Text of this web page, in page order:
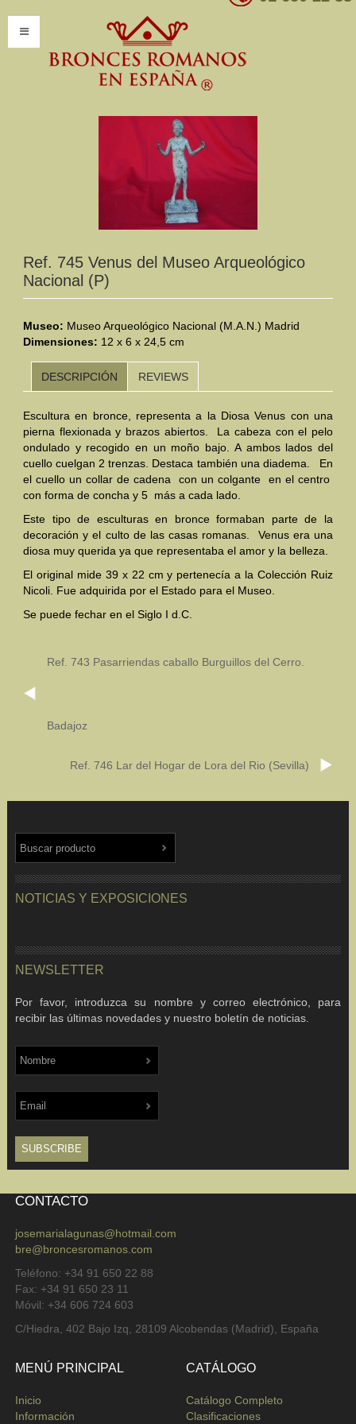
INFORMACIÓN
Introducción
Presentación
Modelos por encargo
CATÁLOGO
Catálogo Completo
Clasificaciones
Otras Civilizaciones
Trabajos Especiales
Referencias
Musée Départemental Arlés Antique. Arlés (Francia)
NOTICIAS CONTACTO PRESUPUESTO
BUSCAR
Ref. 745 Venus del Museo Arqueológico
Nacional (P)
Museo: Museo Arqueológico Nacional (M.A.N.) Madrid
Dimensiones: 12 x 6 x 24,5 cm
DESCRIPCIÓN REVIEWS
Escultura en bronce, representa a la Diosa Venus con una
pierna flexionada y brazos abiertos. La cabeza con el pelo
ondulado y recogido en un moño bajo. A ambos lados del
cuello cuelgan 2 trenzas. Destaca también una diadema. En
el cuello un collar de cadena con un colgante en el centro
con forma de concha y 5 más a cada lado.
Este tipo de esculturas en bronce formaban parte de la
decoración y el culto de las casas romanas. Venus era una
diosa muy querida ya que representaba el amor y la belleza.
El original mide 39 x 22 cm y pertenecía a la Colección Ruiz
Nicoli. Fue adquirida por el Estado para el Museo.
Se puede fechar en el Siglo I d.C.
Ref. 743 Pasarriendas caballo Burguillos del Cerro.
Badajoz
Ref. 746 Lar del Hogar de Lora del Rio (Sevilla)
NOTICIAS Y EXPOSICIONES
NEWSLETTER
Por favor, introduzca su nombre y correo electrónico, para
recibir las últimas novedades y nuestro boletín de noticias.
CONTACTO
josemarialagunas@hotmail.com
bre@broncesromanos.com
Teléfono: +34 91 650 22 88
Fax: +34 91 650 23 11
Móvil: +34 606 724 603
C/Hiedra, 402 Bajo Izq, 28109 Alcobendas (Madrid), España
MENÚ PRINCIPAL
Inicio
Información
CATÁLOGO
Catálogo Completo
Clasificaciones